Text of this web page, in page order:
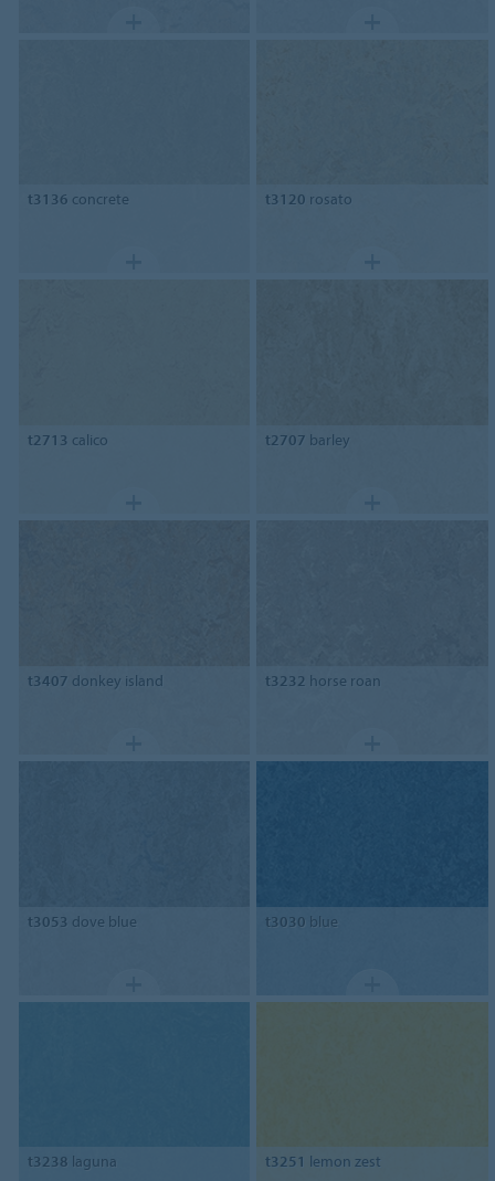
t3136 concrete t3120 rosato
t2713 calico t2707 barley
t3407 donkey island t3232 horse roan
t3053 dove blue t3030 blue
t3238 laguna t3251 lemon zest